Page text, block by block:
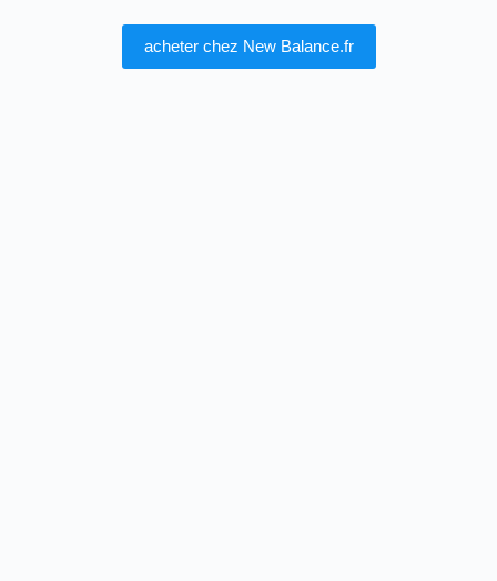
acheter chez New Balance.fr